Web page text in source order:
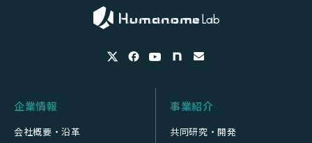
企業情報
会社概要・沿革
事業紹介
共同研究・開発